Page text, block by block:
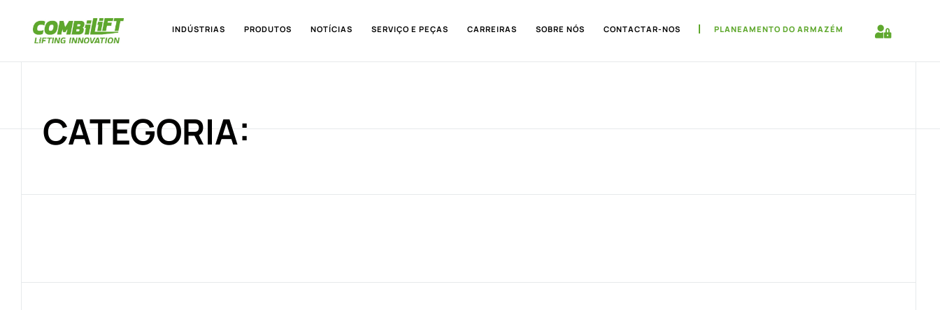
INDÚSTRIAS PRODUTOS NOTÍCIAS SERVIÇO E PEÇAS CARREIRAS SOBRE NÓS CONTACTAR-NOS PLANEAMENTO DO ARMAZÉM
CATEGORIA: